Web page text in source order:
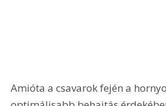
Amióta a csavarok fején a